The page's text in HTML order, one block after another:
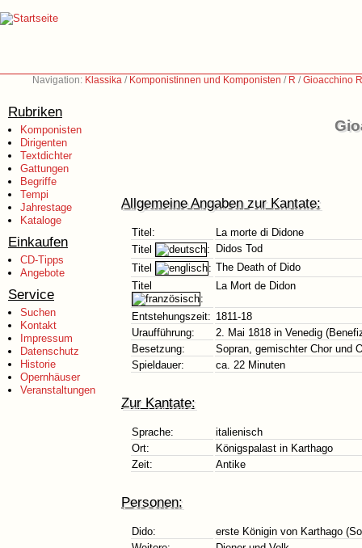
Navigation: Klassika / Komponistinnen und Komponisten / R /Gioacchino
Rubriken
Komponisten
Dirigenten
Textdichter
Gattungen
Begriffe
Tempi
Jahrestage
Kataloge
Einkaufen
CD-Tipps
Angebote
Service
Suchen
Kontakt
Impressum
Datenschutz
Historie
Opernhäuser
Veranstaltungen
Allgemeine Angaben zur Kantate:
Titel:
La morte di Didone
Titel
:
Didos Tod
Titel
: The Death of Dido
Titel
:
La Mort de Didon
Entstehungszeit: 1811-18
Uraufführung:
2. Mai 1818 in Venedig
Besetzung:
Sopran, gemischter Chor und
Spieldauer:
ca. 22 Minuten
Zur Kantate:
Sprache:
italienisch
Ort:
Königspalast in Karthago
Zeit:
Antike
Personen:
Dido:
erste Königin von Karthago